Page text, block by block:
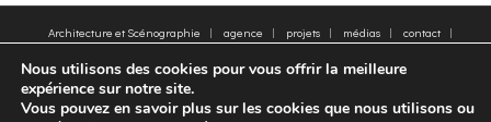
Architecture et Scénographie agence projets médias
contact
© 2005-2025 - Moatti Rivière, 22 Rue de Paradis, 75010 Paris - Tous droits réservés,
reproduction interdite - All rights reserved, reproduction prohibited
Nous utilisons des cookies pour vous offrir la meilleure
expérience sur notre site.
Vous pouvez en savoir plus sur les cookies que nous utilisons ou